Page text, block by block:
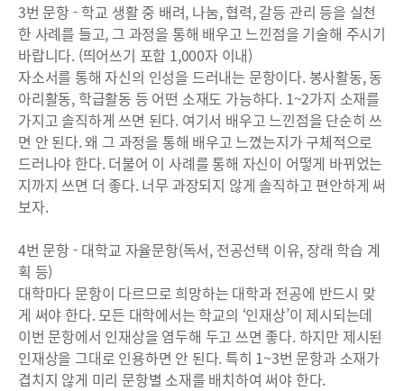
3번 문항 - 학교 생활 중 배려, 나눔, 협력, 갈등 관리 등을 실천
한 사례를 들고, 그 과정을 통해 배우고 느낀점을 기술해 주시기
바랍니다. (띄어쓰기 포함 1,000자 이내)
자소서를 통해 자신의 인성을 드러내는 문항이다. 봉사활동, 동
아리활동, 학급활동 등 어떤 소재도 가능하다. 1~2가지 소재를
가지고 솔직하게 쓰면 된다. 여기서 배우고 느낀점을 단순히 쓰
면 안 된다. 왜 그 과정을 통해 배우고 느꼈는지가 구체적으로
드러나야 한다. 더불어 이 사례를 통해 자신이 어떻게 바뀌었는
지까지 쓰면 더 좋다. 너무 과장되지 않게 솔직하고 편안하게 써
보자.
4번 문항 - 대학교 자율문항(독서, 전공선택 이유, 장래 학습 계
획 등)
대학마다 문항이 다르므로 희망하는 대학과 전공에 반드시 맞
게 써야 한다. 모든 대학에서는 학교의 ‘인재상’이 제시되는데
이번 문항에서 인재상을 염두해 두고 쓰면 좋다. 하지만 제시된
인재상을 그대로 인용하면 안 된다. 특히 1~3번 문항과 소재가
겹치지 않게 미리 문항별 소재를 배치하여 써야 한다.